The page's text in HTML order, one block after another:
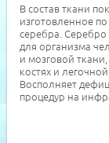
В состав ткани
изготовленное
серебра.
для организма
и мозговой
костях и
Восполняет
процедур на